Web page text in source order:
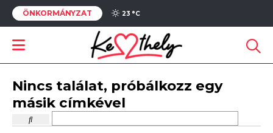
ÖNKORMÁNYZAT 23 °C
Nincs találat, próbálkozz egy
másik címkével